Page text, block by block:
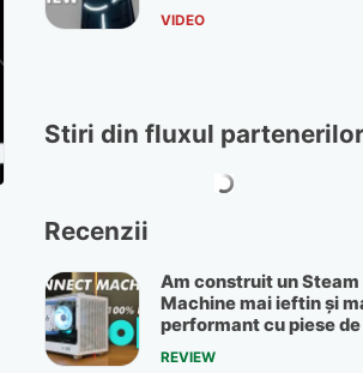
VIDEO
Stiri din fluxul partenerilor
Recenzii
Am construit un Steam
Machine mai ieftin și
performant cu piese de
OLX
REVIEW